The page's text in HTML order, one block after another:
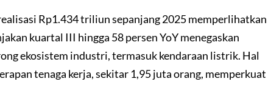
Rp1.434 triliun sepanjang 2025 memperlihatkan
kuartal III hingga 58 persen YoY menegaskan
ekosistem industri, termasuk kendaraan listrik. Hal
tenaga kerja, sekitar 1,95 juta orang, memperkuat